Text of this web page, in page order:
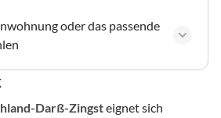
oder das passende
Darß-Zingsteignet sich